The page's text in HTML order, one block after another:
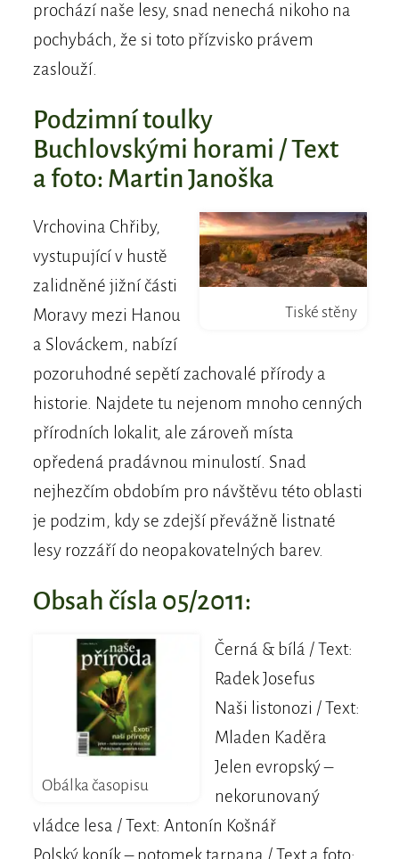
prochází naše lesy, snad nenechá nikoho na
pochybách, že si toto přízvisko právem
zaslouží.
Podzimní toulky
Buchlovskými horami / Text
a foto: Martin Janoška
Tiské stěny
Vrchovina Chřiby,
vystupující v hustě
zalidněné jižní části
Moravy mezi Hanou
a Slováckem, nabízí
pozoruhodné sepětí zachovalé přírody a
historie. Najdete tu nejenom mnoho cenných
přírodních lokalit, ale zároveň místa
opředená pradávnou minulostí. Snad
nejhezčím obdobím pro návštěvu této oblasti
je podzim, kdy se zdejší převážně listnaté
lesy rozzáří do neopakovatelných barev.
Obsah čísla 05/2011:
Obálka časopisu
Černá & bílá / Text:
Radek Josefus
Naši listonozi / Text:
Mladen Kaděra
Jelen evropský –
nekorunovaný
vládce lesa / Text: Antonín Košnář
Polský koník – potomek tarpana / Text a foto: